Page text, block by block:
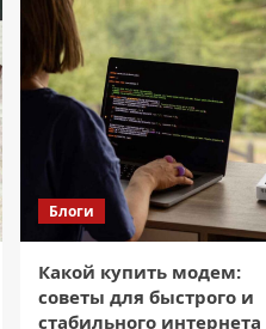
Блоги
Какой купить модем:
советы для быстрого и
стабильного интернета